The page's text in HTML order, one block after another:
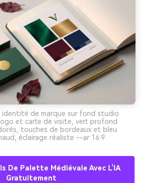
de marque sur fond studio
et carte de visite, vert profond
touches de bordeaux et bleu
éclairage réaliste --ar 16:9
De Palette Médiévale Avec L’IA
Gratuitement